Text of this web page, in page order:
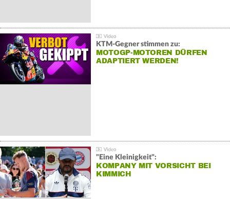
KTM-Gegner stimmen zu:
MOTOGP-MOTOREN DÜRFEN
ADAPTIERT WERDEN!
"Eine Kleinigkeit":
KOMPANY MIT VORSICHT BEI
KIMMICH